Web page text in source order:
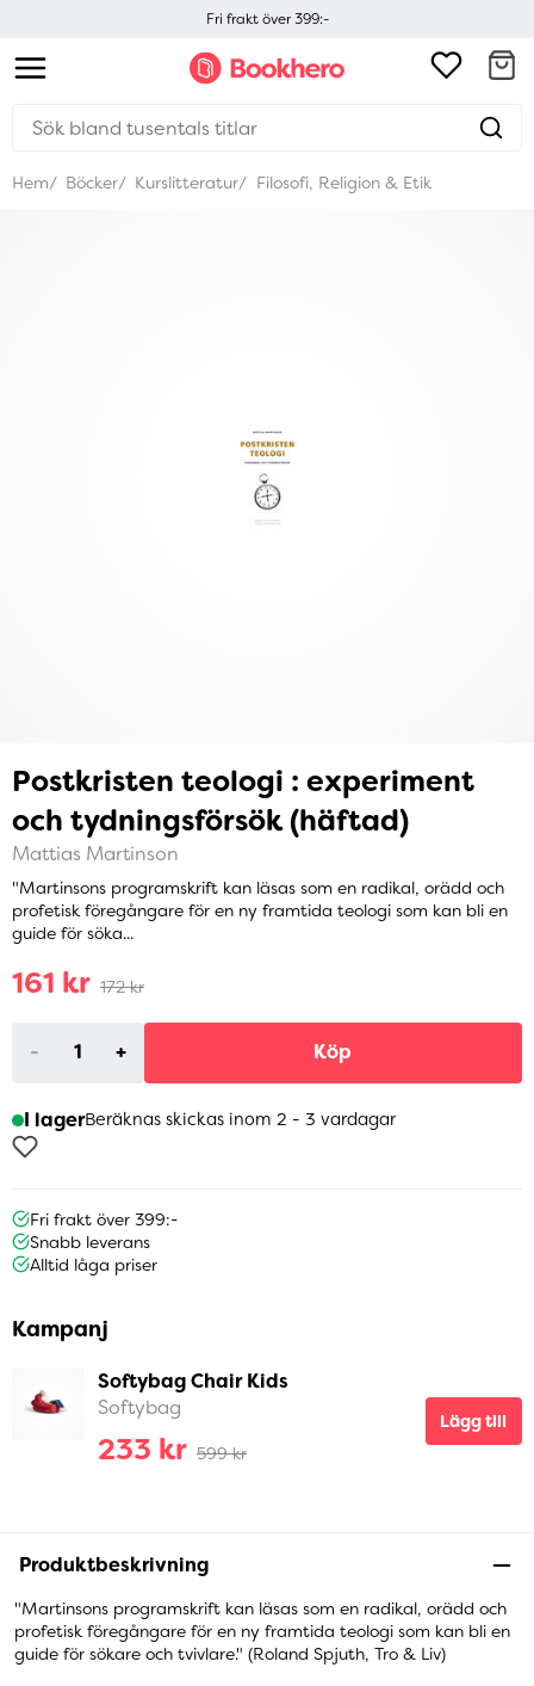
Fri frakt över 399:-
Hem Böcker Kurslitteratur Filosofi, Religion & Etik
Postkristen teologi : experiment
och tydningsförsök (häftad)
Mattias Martinson
"Martinsons programskrift kan läsas som en radikal, orädd och
profetisk föregångare för en ny framtida teologi som kan bli en
guide för söka...
161 kr 172 kr
- + Köp
I lagerBeräknas skickas inom 2 - 3 vardagar
Fri frakt över 399:-
Snabb leverans
Alltid låga priser
Kampanj
Softybag Chair Kids
Softybag
233 kr 599 kr
Lägg till
Produktbeskrivning
"Martinsons programskrift kan läsas som en radikal, orädd och
profetisk föregångare för en ny framtida teologi som kan bli en
guide för sökare och tvivlare." (Roland Spjuth, Tro & Liv)